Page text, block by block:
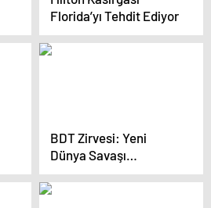
Florida’yı Tehdit Ediyor
BDT Zirvesi: Yeni
Dünya Savaşı
Önlenmeli